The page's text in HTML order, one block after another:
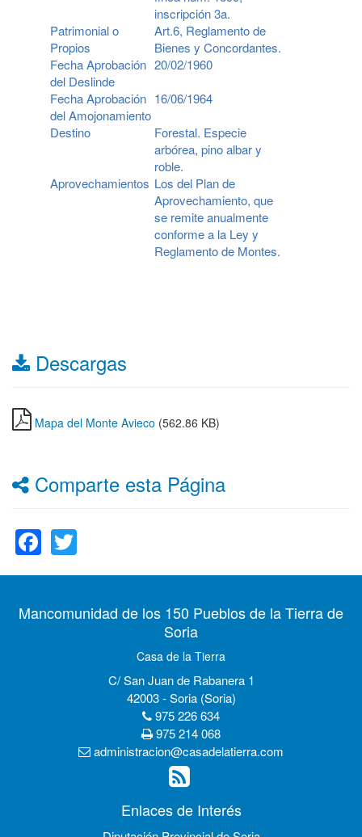
inscripción 3a.
Patrimonial o
Propios
Art.6, Reglamento de
Bienes y Concordantes.
Fecha Aprobación
del Deslinde
20/02/1960
Fecha Aprobación
del Amojonamiento
16/06/1964
Destino
Forestal. Especie
arbórea, pino albar y
roble.
Aprovechamientos Los del Plan de
Aprovechamiento, que
se remite anualmente
conforme a la Ley y
Reglamento de Montes.
Descargas
Mapa del Monte Avieco (562.86 KB)
Comparte esta Página
Facebook
Mancomunidad de los 150 Pueblos de la Tierra de
Soria
Casa de la Tierra
C/ San Juan de Rabanera 1
42003 - Soria (Soria)
975 226 634
975 214 068
administracion@casadelatierra.com
Enlaces de Interés